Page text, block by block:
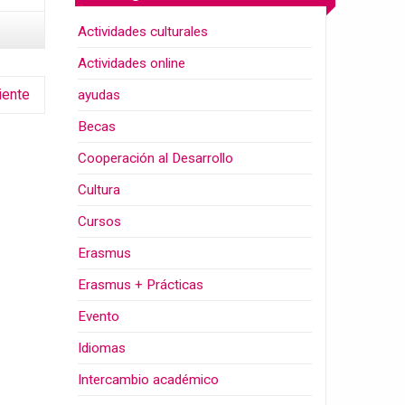
Actividades culturales
Actividades online
ayudas
Becas
Cooperación al Desarrollo
Cultura
Cursos
Erasmus
Erasmus + Prácticas
Evento
Idiomas
Intercambio académico